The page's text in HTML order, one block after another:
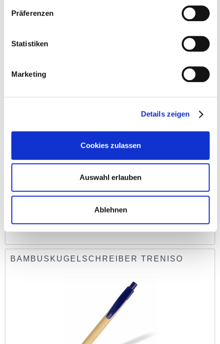
Präferenzen
Statistiken
Marketing
Details zeigen
Cookies zulassen
Auswahl erlauben
Ablehnen
BLACK
ab 0,16 €
BAMBUSKUGELSCHREIBER TRENISO